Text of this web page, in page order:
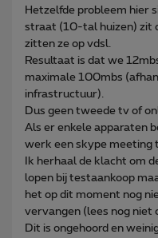
Hetzelfde probleem hier
straat (10-tal huizen) zit
zitten ze op vdsl.
Resultaat is dat we
maximale 100mbs
infrastructuur).
Dus geen tweede tv of
Als er enkele apparaten
werk een skype meeting
Ik herhaal de klacht om
lopen bij testaankoop
het op dit moment nog
vervangen (lees nog niet
Dit is ongehoord en